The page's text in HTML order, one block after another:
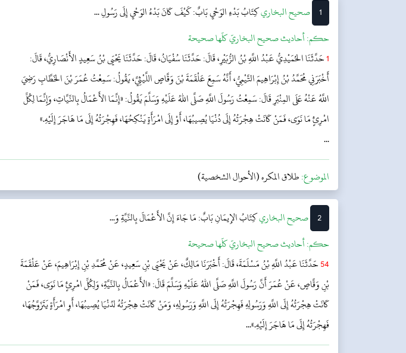
1 ‌‌صحيح البخاريكِتَابُ بَدْءِ الوَحْيِبَابٌ: كَيْفَ كَانَ بَدْءُ الوَحْيِ إِلَى رَسُولِ ...
حکم:أحاديث صحيح البخاريّ كلّها صحيحة
1حَدَّثَنَا الحُمَيْدِيُّ عَبْدُ اللَّهِ بْنُ الزُّبَيْرِ، قَالَ: حَدَّثَنَا سُفْيَانُ، قَالَ: حَدَّثَنَا يَحْيَى بْنُ سَعِيدٍ الأَنْصَارِيُّ، قَالَ:
أَخْبَرَنِي مُحَمَّدُ بْنُ إِبْرَاهِيمَ التَّيْمِيُّ، أَنَّهُ سَمِعَ عَلْقَمَةَ بْنَ وَقَّاصٍ اللَّيْثِيَّ، يَقُولُ: سَمِعْتُ عُمَرَ بْنَ الخَطَّابِ رَضِيَ
اللَّهُ عَنْهُ عَلَى المِنْبَرِ قَالَ: سَمِعْتُ رَسُولَ اللَّهِ صَلَّى اللهُ عَلَيْهِ وَسَلَّمَ يَقُولُ: «إِنَّمَا الأَعْمَالُ بِالنِّيَّاتِ، وَإِنَّمَا لِكُلِّ
...
الموضوع:طلاق المكره (الأحوال الشخصية)
2 ‌‌صحيح البخاريكِتَابُ الإِيمَانِبَابٌ: مَا جَاءَ إِنَّ الأَعْمَالَ بِالنِّيَّةِ وَ...
حکم:أحاديث صحيح البخاريّ كلّها صحيحة
54حَدَّثَنَا عَبْدُ اللَّهِ بْنُ مَسْلَمَةَ، قَالَ: أَخْبَرَنَا مَالِكٌ، عَنْ يَحْيَى بْنِ سَعِيدٍ، عَنْ مُحَمَّدِ بْنِ إِبْرَاهِيمَ، عَنْ عَلْقَمَةَ
بْنِ وَقَّاصٍ، عَنْ عُمَرَ أَنَّ رَسُولَ اللَّهِ صَلَّى اللهُ عَلَيْهِ وَسَلَّمَ قَالَ: «الأَعْمَالُ بِالنِّيَّةِ، وَلِكُلِّ امْرِئٍ مَا نَوَى، فَمَنْ
كَانَتْ هِجْرَتُهُ إِلَى اللَّهِ وَرَسُولِهِ فَهِجْرَتُهُ إِلَى اللَّهِ وَرَسُولِهِ، وَمَنْ كَانَتْ هِجْرَتُهُ لدُنْيَا يُصِيبُهَا، أَوِ امْرَأَةٍ يَتَزَوَّجُهَا،
فَهِجْرَتُهُ إِلَى مَا هَاجَرَ إِلَيْهِ.»...